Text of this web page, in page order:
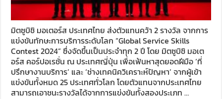
มิตซูบิชิ มอเตอร์ส ประเทศไทย ส่งตัวแทนคว้า 2 รางวัล จากการ
แข่งขันทักษะการบริการระดับโลก “Global Service Skills
Contest 2024” ซึ่งจัดขึ้นเป็นประจำทุก 2 ปี โดย มิตซูบิชิ มอเต
อร์ส คอร์ปอเรชั่น ณ ประเทศญี่ปุ่น เพื่อเฟ้นหาสุดยอดฝีมือ ‘ที่
ปรึกษางานบริการ’ และ ‘ช่างเทคนิควิเคราะห์ปัญหา’ จากผู้เข้า
แข่งขันทั้งหมด 25 ประเทศทั่วโลก โดยตัวแทนจากประเทศไทย
สามารถเอาชนะรางวัลได้จากการแข่งขันทั้งสองประเภท …